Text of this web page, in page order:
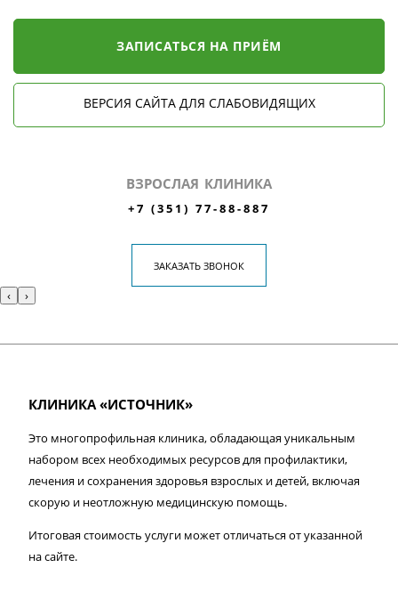
ЗАПИСАТЬСЯ НА ПРИЁМ
ВЕРСИЯ САЙТА ДЛЯ СЛАБОВИДЯЩИХ
ВЗРОСЛАЯ КЛИНИКА
+7 (351) 77-88-887
ЗАКАЗАТЬ ЗВОНОК
‹ ›
КЛИНИКА «ИСТОЧНИК»
Это многопрофильная клиника, обладающая уникальным
набором всех необходимых ресурсов для профилактики,
лечения и сохранения здоровья взрослых и детей, включая
скорую и неотложную медицинскую помощь.
Итоговая стоимость услуги может отличаться от указанной
на сайте.